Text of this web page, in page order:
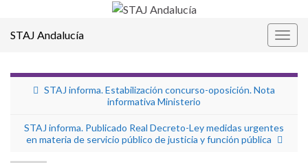
STAJ Andalucía
STAJ informa. Estabilización concurso-oposición. Nota
informativa Ministerio
STAJ informa. Publicado Real Decreto-Ley medidas urgentes
en materia de servicio público de justicia y función pública